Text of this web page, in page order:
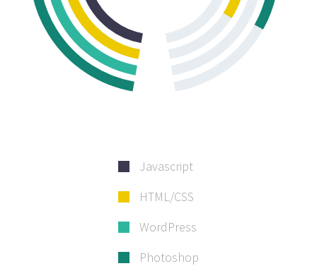
Javascript
HTML/CSS
WordPress
Photoshop